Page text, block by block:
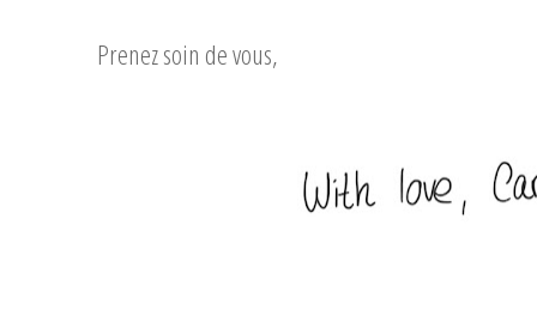
Prenez soin de vous,